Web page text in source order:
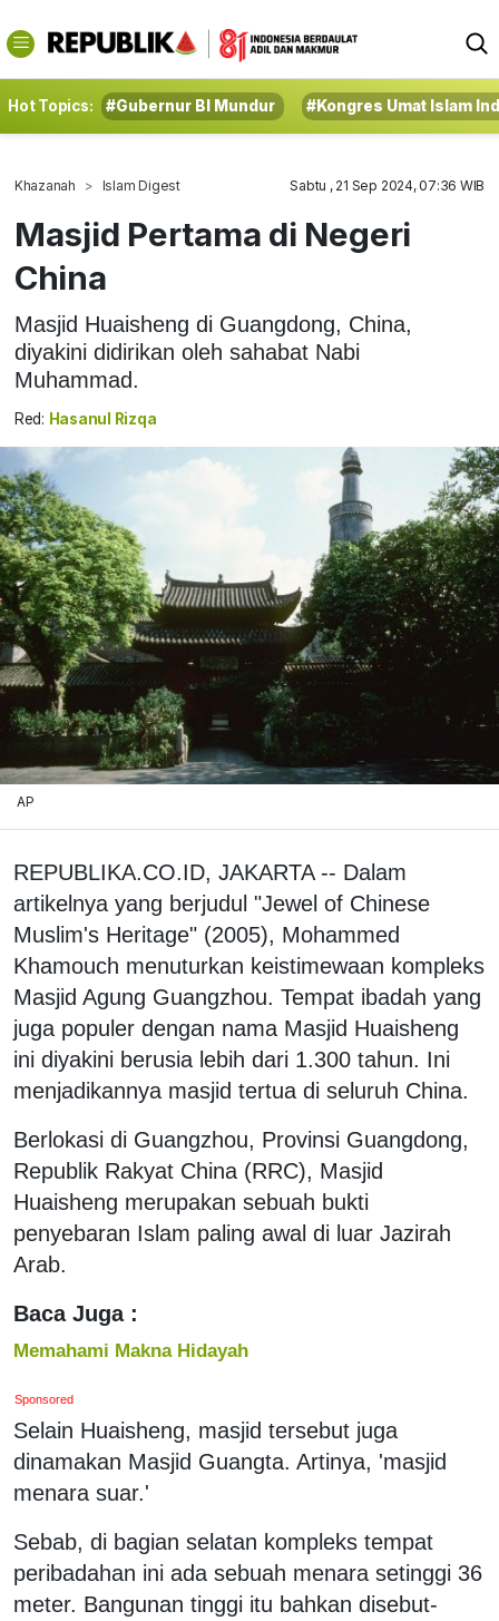
Hot Topics: #Gubernur BI Mundur #Kongres Umat Islam
Khazanah Islam Digest Sabtu , 21 Sep 2024, 07:36 WIB
Masjid Pertama di Negeri
China
Masjid Huaisheng di Guangdong, China,
diyakini didirikan oleh sahabat Nabi
Muhammad.
Red: Hasanul Rizqa
AP
REPUBLIKA.CO.ID, JAKARTA -- Dalam
artikelnya yang berjudul "Jewel of Chinese
Muslim's Heritage" (2005), Mohammed
Khamouch menuturkan keistimewaan kompleks
Masjid Agung Guangzhou. Tempat ibadah yang
juga populer dengan nama Masjid Huaisheng
ini diyakini berusia lebih dari 1.300 tahun. Ini
menjadikannya masjid tertua di seluruh China.
Berlokasi di Guangzhou, Provinsi Guangdong,
Republik Rakyat China (RRC), Masjid
Huaisheng merupakan sebuah bukti
penyebaran Islam paling awal di luar Jazirah
Arab.
Baca Juga :
Memahami Makna Hidayah
Sponsored
Selain Huaisheng, masjid tersebut juga
dinamakan Masjid Guangta. Artinya, 'masjid
menara suar.'
Sebab, di bagian selatan kompleks tempat
peribadahan ini ada sebuah menara setinggi 36
meter. Bangunan tinggi itu bahkan disebut-